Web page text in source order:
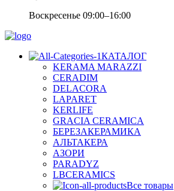
Воскресенье 09:00–16:00
КАТАЛОГ
KERAMA MARAZZI
CERADIM
DELACORA
LAPARET
KERLIFE
GRACIA CERAMICA
БЕРЕЗАКЕРАМИКА
АЛЬТАКЕРА
АЗОРИ
PARADYZ
LBCERAMICS
Все товары